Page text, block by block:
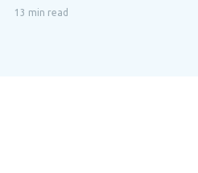
13 min read